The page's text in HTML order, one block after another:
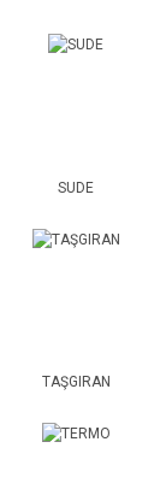
SUDE
TAŞGIRAN